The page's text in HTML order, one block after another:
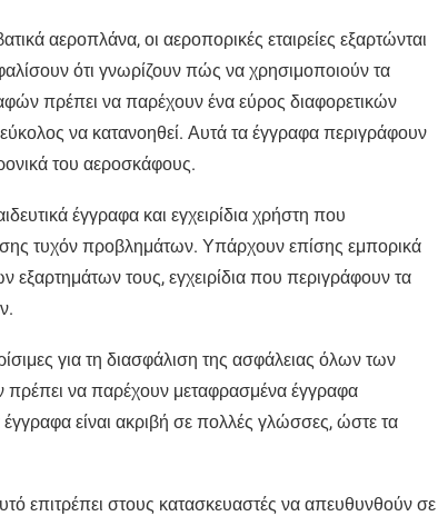
αεροπλάνα, οι αεροπορικές εταιρείες εξαρτώνται
ότι γνωρίζουν πώς να χρησιμοποιούν τα
πρέπει να παρέχουν ένα εύρος διαφορετικών
να κατανοηθεί. Αυτά τα έγγραφα περιγράφουν
του αεροσκάφους.
έγγραφα και εγχειρίδια χρήστη που
τυχόν προβλημάτων. Υπάρχουν επίσης εμπορικά
τους, εγχειρίδια που περιγράφουν τα
για τη διασφάλιση της ασφάλειας όλων των
να παρέχουν μεταφρασμένα έγγραφα
είναι ακριβή σε πολλές γλώσσες, ώστε τα
επιτρέπει στους κατασκευαστές να απευθυνθούν σε